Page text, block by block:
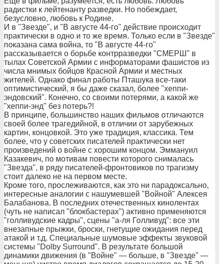
радистки к лейтенанту разведки. Но побеждает,
безусловно, любовь к Родине.
И в "Звезде", и "В августе 44-го" действие происходит
практически в одно и то же время. Только если в "Звезде"
показана сама война, то "В августе 44-го"
рассказывается о борьбе контрразведки "СМЕРШ" в
тылах Советской Армии с информаторами фашистов из
числа мнимых бойцов Красной Армии и местных
жителей. Однако финал работы Пташука все-таки
оптимистический, я бы даже сказал, более "хеппи-
эндовский". Конечно, со своими потерями, а какой же
"хеппи-энд" без потерь?!
В принципе, большинство наших фильмов отличаются
своей более трагедийной, в отличии от зарубежных
картин, концовкой. Это уже традиция, классика. Тем
более, что у советских писателей практически нет
произведений о войне с хорошим концом. Эммануил
Казакевич, по мотивам повести которого снималась
"Звезда", в ряду писателей-фронтовиков по трагизму
стоит далеко не на первом месте.
Кроме того, прослеживаются, как это ни парадоксально,
интересные аналогии с нашумевшей "Войной" Алексея
Балабанова. В последних отечественных кинолентах
(чуть не написал "блокбастерах") активно применяются
"голливудские кадры", сцены "а-ля Голливуд": все эти
внезапные прыжки, броски, гнетущие ожидания перед
атакой и т.д. Специальные шумовые эффекты звуковой
системы "Dolby Surround". В результате большой
динамики движения (в "Войне" — больше, в "Звезде" —